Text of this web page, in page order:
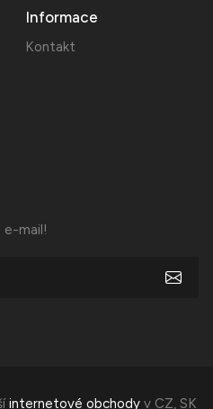
Informace
Kontakt
e-mail!
internetové obchody v CZ, SK